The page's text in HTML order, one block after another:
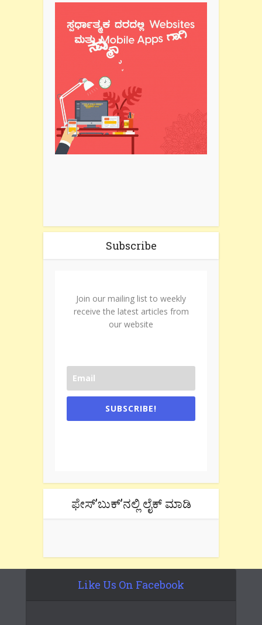
Subscribe
Join our mailing list to weekly
receive the latest articles from
our website
SUBSCRIBE!
ಫೇಸ್’ಬುಕ್’ನಲ್ಲಿ ಲೈಕ್ ಮಾಡಿ
Like Us On Facebook